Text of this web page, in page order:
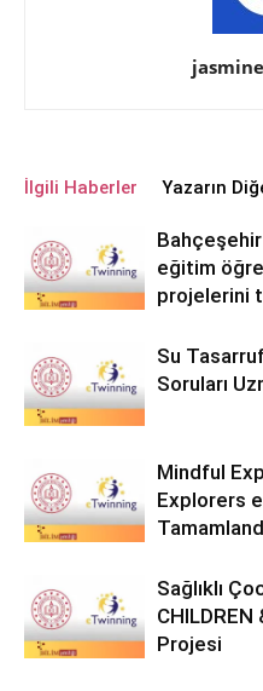
İlgili Haberler Yazarın
eğitim
projelerini
Su
Soruları
Mindful
Explorers
Sağlıklı
Projesi